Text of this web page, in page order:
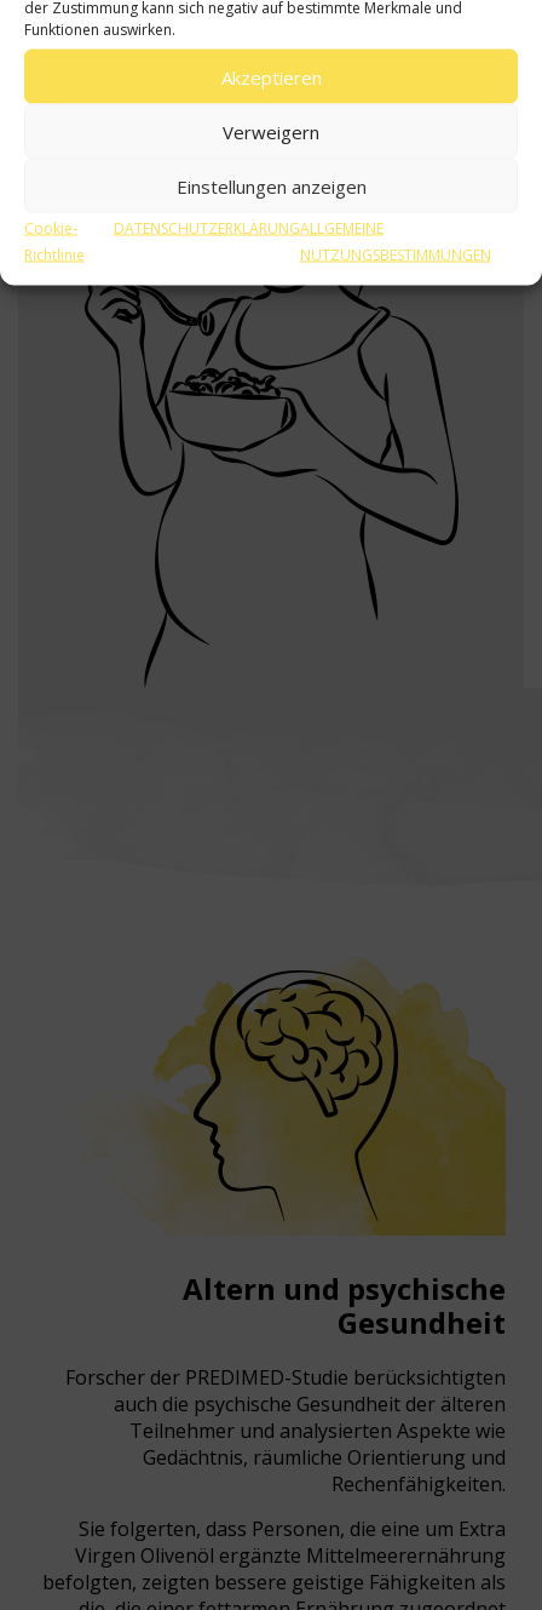
der Zustimmung kann sich negativ auf bestimmte Merkmale und
Funktionen auswirken.
Akzeptieren
Verweigern
Einstellungen anzeigen
Cookie-
Richtlinie
DATENSCHUTZERKLÄRUNGALLGEMEINE
NUTZUNGSBESTIMMUNGEN
– unabhängig vom Grund der Einweisung –
während der ersten zwei Lebensjahre erheblich
Altern und psychische
Gesundheit
Forscher der PREDIMED-Studie berücksichtigten
auch die psychische Gesundheit der älteren
Teilnehmer und analysierten Aspekte wie
Gedächtnis, räumliche Orientierung und
Rechenfähigkeiten.
Sie folgerten, dass Personen, die eine um Extra
Virgen Olivenöl ergänzte Mittelmeerernährung
befolgten, zeigten bessere geistige Fähigkeiten als